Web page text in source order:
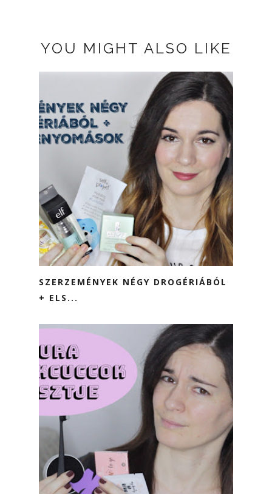
YOU MIGHT ALSO LIKE
SZERZEMÉNYEK NÉGY DROGÉRIÁBÓL
+ ELS...